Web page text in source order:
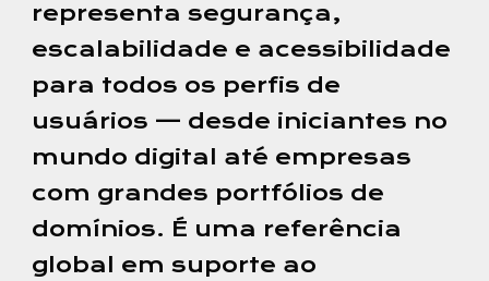
representa segurança,
escalabilidade e acessibilidade
para todos os perfis de
usuários — desde iniciantes no
mundo digital até empresas
com grandes portfólios de
domínios. É uma referência
global em suporte ao